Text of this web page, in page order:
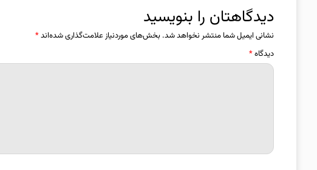
دیدگاهتان را بنویسید
نشانی ایمیل شما منتشر نخواهد شد. بخش‌های موردنیاز علامت‌گذاری شده‌اند*
دیدگاه*